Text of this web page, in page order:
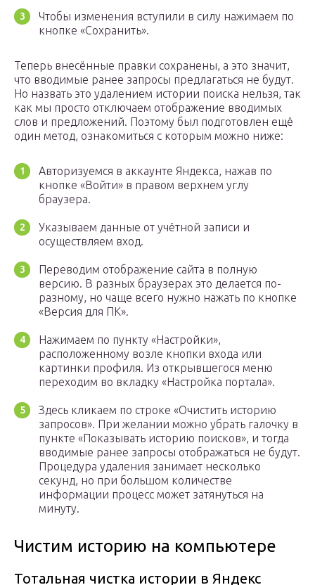
Чтобы изменения вступили в силу нажимаем по
кнопке «Сохранить».
Теперь внесённые правки сохранены, а это значит,
что вводимые ранее запросы предлагаться не будут.
Но назвать это удалением истории поиска нельзя, так
как мы просто отключаем отображение вводимых
слов и предложений. Поэтому был подготовлен ещё
один метод, ознакомиться с которым можно ниже:
Авторизуемся в аккаунте Яндекса, нажав по
кнопке «Войти» в правом верхнем углу
браузера.
Указываем данные от учётной записи и
осуществляем вход.
Переводим отображение сайта в полную
версию. В разных браузерах это делается по-
разному, но чаще всего нужно нажать по кнопке
«Версия для ПК».
Нажимаем по пункту «Настройки»,
расположенному возле кнопки входа или
картинки профиля. Из открывшегося меню
переходим во вкладку «Настройка портала».
Здесь кликаем по строке «Очистить историю
запросов». При желании можно убрать галочку в
пункте «Показывать историю поисков», и тогда
вводимые ранее запросы отображаться не будут.
Процедура удаления занимает несколько
секунд, но при большом количестве
информации процесс может затянуться на
минуту.
Чистим историю на компьютере
Тотальная чистка истории в Яндекс